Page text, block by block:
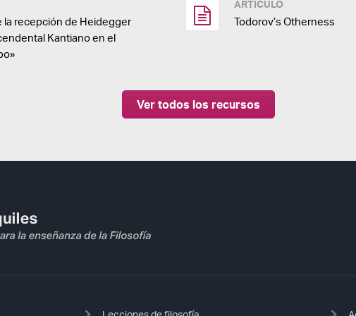
recepción de Heidegger
Kantiano en el
ARTÍCULO
Todorov’s Otherness
Ver todos los recursos